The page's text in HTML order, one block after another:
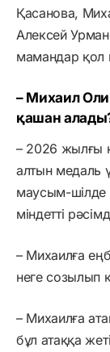
Қасанова,
Алексей
мамандар қол
– Михаил
қашан
– 2026 жылғы
алтын медаль
маусым-шілде
міндетті
– Михаилға
неге созылып
– Михаилға
бұл атаққа